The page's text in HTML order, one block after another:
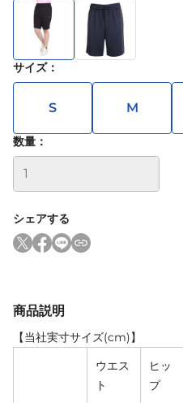
サイズ：
S M
数量：
シェアする
商品説明
【当社実寸サイズ(cm)】
ウエス
ト
ヒッ
プ